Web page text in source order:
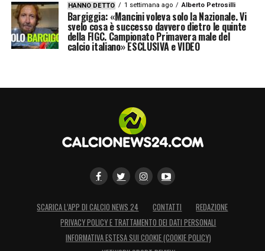
HANNO DETTO 1 settimana ago Alberto Petrosilli
Bargiggia: «Mancini voleva solo la Nazionale. Vi
svelo cosa è successo davvero dietro le quinte
della FIGC. Campionato Primavera male del
calcio italiano» ESCLUSIVA e VIDEO
SCARICA L’APP DI CALCIO NEWS 24 CONTATTI
REDAZIONE
PRIVACY POLICY E TRATTAMENTO DEI DATI PERSONALI
INFORMATIVA ESTESA SUI COOKIE (COOKIE POLICY)